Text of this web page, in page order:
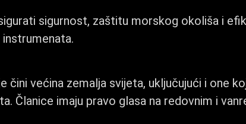
sigurnost, zaštitu morskog okoliša i
čini većina zemalja svijeta, uključujući i one
Članice imaju pravo glasa na redovnim i